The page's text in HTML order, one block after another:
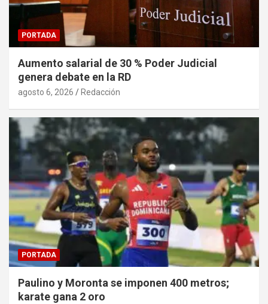
PORTADA
Aumento salarial de 30 % Poder Judicial
genera debate en la RD
agosto 6, 2026 Redacción
PORTADA
Paulino y Moronta se imponen 400 metros;
karate gana 2 oro